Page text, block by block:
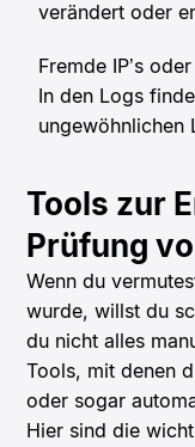
verändert oder
Fremde IP’s
In den Logs
ungewöhnlichen
Tools zur
Prüfung
Wenn du
wurde, willst du
du nicht alles
Tools, mit denen
oder sogar
Hier sind die